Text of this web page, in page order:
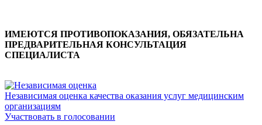
ИМЕЮТСЯ ПРОТИВОПОКАЗАНИЯ, ОБЯЗАТЕЛЬНА
ПРЕДВАРИТЕЛЬНАЯ КОНСУЛЬТАЦИЯ
СПЕЦИАЛИСТА
Независимая оценка качества оказания услуг медицинским
организациям
Участвовать в голосовании